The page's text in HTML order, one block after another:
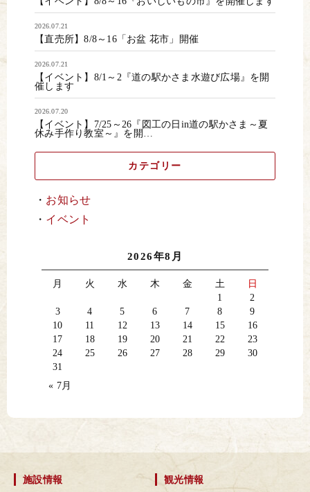
2026.07.21
【直売所】8/8～16「お盆 花市」開催
2026.07.21
【イベント】8/1～2『道の駅かさま水遊び広場』を開
催します
2026.07.20
【イベント】7/25～26『図工の日in道の駅かさま～夏
休み手作り教室～』を開…
カテゴリー
お知らせ
イベント
2026年8月
月 火 水 木 金 土
日
1
2
3
4 5 6 7 8
9
10
11 12 13 14 15
16
17
18 19 20 21 22
23
24
25 26 27 28 29
30
31
« 7月
施設情報 観光情報